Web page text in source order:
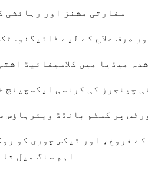
سفارتی مشنز اور رہائشی
صرف علاج کے لیے
میڈیا میں کلاسیفائیڈ
چینجرز کی کرنسی ایکسچینج
پر کسٹم بانڈڈ ویئرہاؤس
فروغ، اور ٹیکس چوری کو
اہم سنگ میل